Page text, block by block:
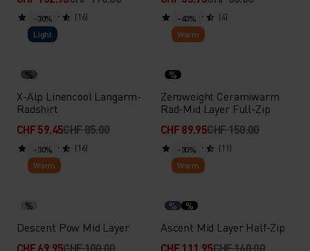
(16) (4)
-30%
Light
%
X-Alp Linencool Langarm-
Radshirt
CHF 59.45CHF 85.00
(16)
-40%
Warm
%
Zeroweight Ceramiwarm
Rad-Mid Layer Full-Zip
CHF 89.95CHF 150.00
(11)
-30%
Warm
%
Descent Pow Mid Layer
CHF 69.95CHF 100.00
-30%
Warm
% %
Ascent Mid Layer Half-Zip
CHF 111.95CHF 160.00